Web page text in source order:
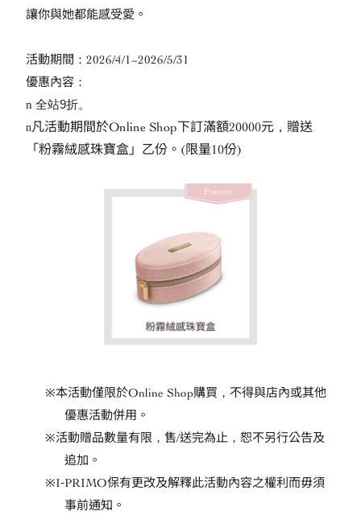
讓你與她都能感受愛。
活動期間：2026/4/1~2026/5/31
優惠內容：
n 全站9折。
n凡活動期間於Online Shop下訂滿額20000元，贈送
「粉霧絨感珠寶盒」乙份。 (限量10份)
※本活動僅限於Online Shop購買，不得與店內或其他
優惠活動併用。
※活動贈品數量有限，售/送完為止，恕不另行公告及
追加。
※I-PRIMO保有更改及解釋此活動內容之權利而毋須
事前通知。